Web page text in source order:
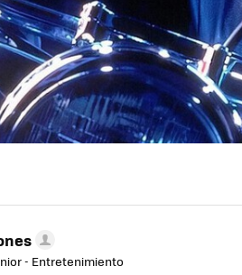
- Entretenimiento